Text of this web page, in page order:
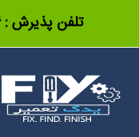
تلفن پذیرش :